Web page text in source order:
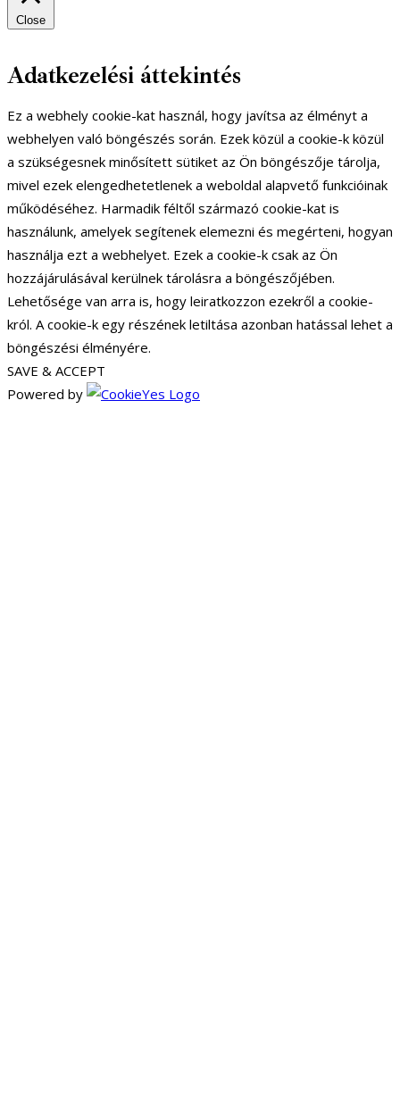
Close
Adatkezelési áttekintés
Ez a webhely cookie-kat használ, hogy javítsa az élményt a
webhelyen való böngészés során. Ezek közül a cookie-k közül
a szükségesnek minősített sütiket az Ön böngészője tárolja,
mivel ezek elengedhetetlenek a weboldal alapvető funkcióinak
működéséhez. Harmadik féltől származó cookie-kat is
használunk, amelyek segítenek elemezni és megérteni, hogyan
használja ezt a webhelyet. Ezek a cookie-k csak az Ön
hozzájárulásával kerülnek tárolásra a böngészőjében.
Lehetősége van arra is, hogy leiratkozzon ezekről a cookie-
król. A cookie-k egy részének letiltása azonban hatással lehet a
böngészési élményére.
SAVE & ACCEPT
Powered by